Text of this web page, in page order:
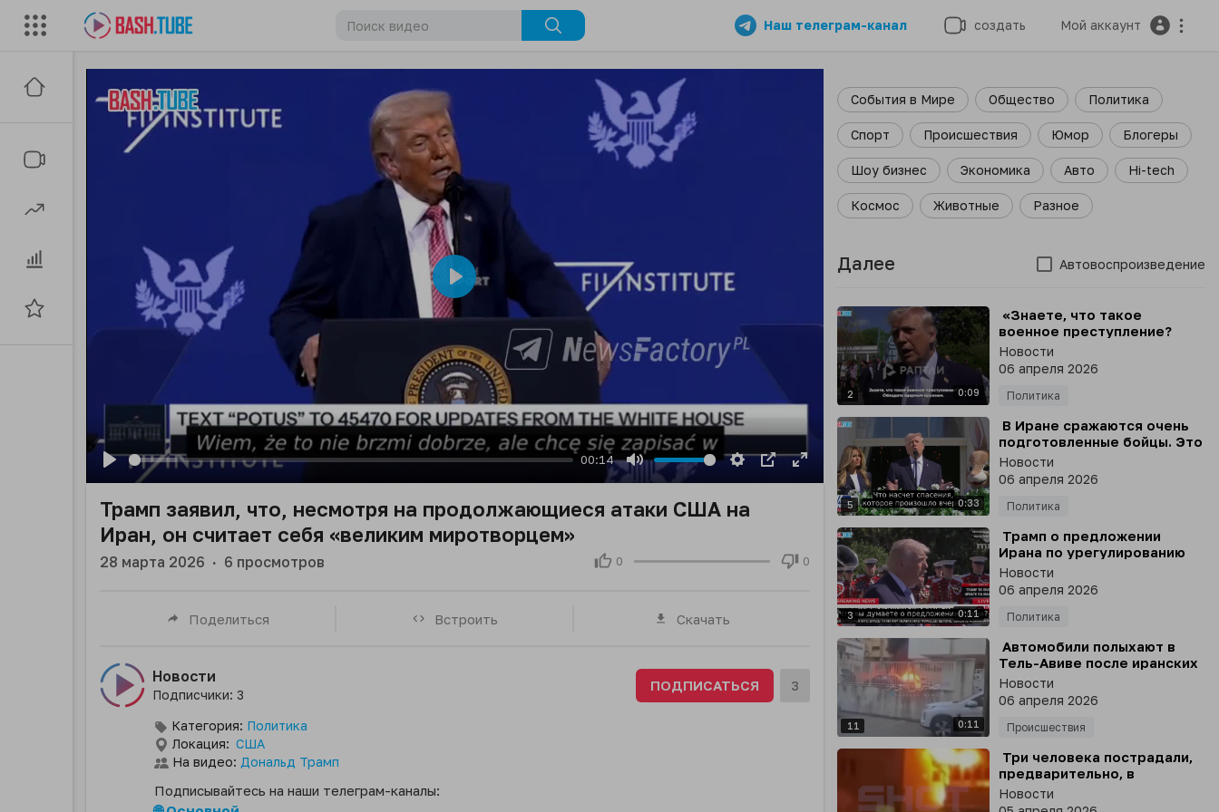
Наш телеграм-канал создать Мой аккаунт
Play
00:14
Mute
fullscreen
Play
События в Мире Общество Политика
Спорт Происшествия Юмор Блогеры
Шоу бизнес Экономика Авто Hi-tech
Космос Животные Разное
Далее Автовоспроизведение
2 0:09
⁣ «Знаете, что такое
военное преступление?
Обладать ядерным
оружием», - Дональд Трамп
Новости
06 апреля 2026
Политика
5 0:33
⁣ В Иране сражаются очень
подготовленные бойцы. Это
жёсткие, крепкие люди, -
Трамп
Новости
06 апреля 2026
Политика
3 0:11
⁣ Трамп о предложении
Ирана по урегулированию
конфликта
Новости
06 апреля 2026
Политика
11 0:11
⁣ Автомобили полыхают в
Тель-Авиве после иранских
ударов - кадры
последствий атаки
публикует Sabereen
Новости
06 апреля 2026
Происшествия
⁣ Три человека пострадали,
предварительно, в
результате атаки
украинского дрона по
Новости
Трамп заявил, что, несмотря на продолжающиеся атаки США на
Иран, он считает себя «великим миротворцем»
0 0
28 марта 2026 · 6 просмотров
Поделиться Встроить Скачать
Новости
Подписчики: 3
ПОДПИСАТЬСЯ 3
Категория: Политика
Локация: США
На видео: Дональд Трамп
Подписывайтесь на наши телеграм-каналы: